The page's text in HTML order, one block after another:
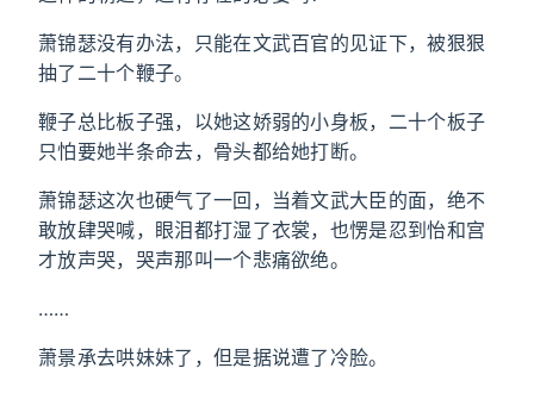
萧锦瑟没有办法，只能在文武百官的见证下，被狠狠
抽了二十个鞭子。
鞭子总比板子强，以她这娇弱的小身板，二十个板子
只怕要她半条命去，骨头都给她打断。
萧锦瑟这次也硬气了一回，当着文武大臣的面，绝不
敢放肆哭喊，眼泪都打湿了衣裳，也愣是忍到怡和宫
才放声哭，哭声那叫一个悲痛欲绝。
……
萧景承去哄妹妹了，但是据说遭了冷脸。